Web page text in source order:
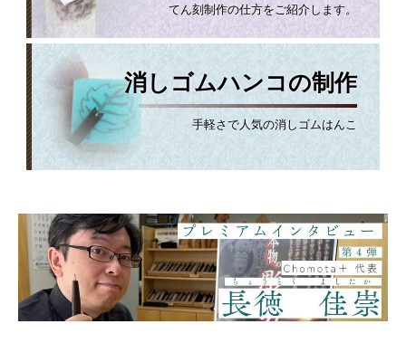
てん刻制作の仕方をご紹介します。
消しゴムハンコの制作
手軽さで人気の消しゴムはんこ